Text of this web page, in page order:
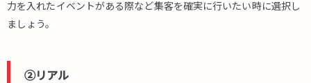
力を入れたイベントがある際など集客を確実に行いたい時に選択し
ましょう。
②リアル